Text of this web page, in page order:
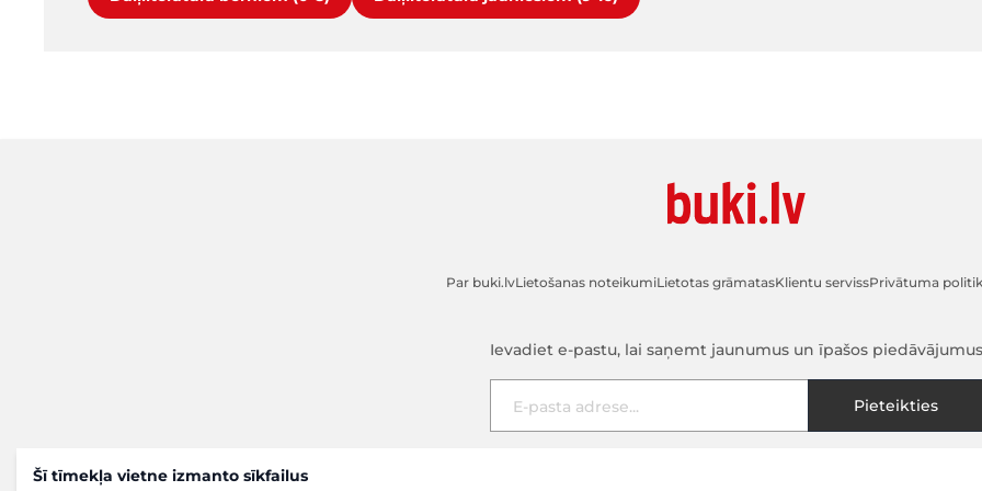
Šī tīmekļa vietne izmanto sīkfailus
Par buki.lvLietošanas noteikumiLietotas grāmatasKlientu servissPrivātuma
Ievadiet e-pastu, lai saņemt jaunumus un īpašos piedāvājumus
Pieteikties